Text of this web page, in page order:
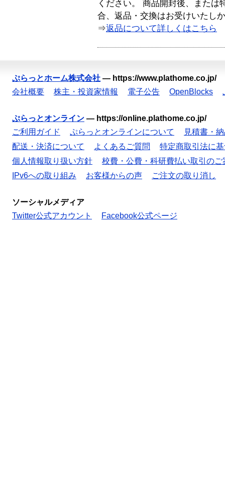
ください。 商品開封後、または
合、返品・交換はお受けいたし
⇒返品について詳しくはこちら
ぷらっとホーム株式会社 — https://www.plathome.co.jp/
会社概要
株主・投資家情報 電子公告 OpenBlocks
ぷらっとオンライン — https://online.plathome.co.jp/
ご利用ガイド
ぷらっとオンラインについて
見積書・
配送・決済について
よくあるご質問
特定商取引法に
個人情報取り扱い方針
校費・公費・科研費払い取引のご
IPv6への取り組み
お客様からの声 ご注文の取り消し
ソーシャルメディア
Twitter公式アカウント
Facebook公式ページ